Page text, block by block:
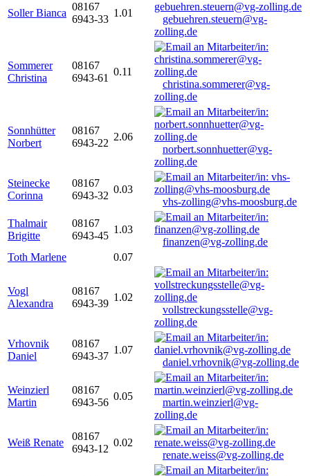
Soller Bianca
08167
6943-33
1.01
gebuehren.steuern@vg-
zolling.de
Sommerer
Christina
08167
6943-61
0.11
christina.sommerer@vg-
zolling.de
Sonnhütter
Norbert
08167
6943-22
2.06
norbert.sonnhuetter@vg-
zolling.de
Steinecke
Corinna
08167
6943-32
0.03
vhs-zolling@vhs-moosburg.de
Thalmair
Brigitte
08167
6943-45
1.03
finanzen@vg-zolling.de
Toth Marlene
0.07
Vogl
Alexandra
08167
6943-39
1.02
vollstreckungsstelle@vg-
zolling.de
Vrhovnik
Daniel
08167
6943-37
1.07
daniel.vrhovnik@vg-zolling.de
Weinzierl
Martin
08167
6943-56
0.05
martin.weinzierl@vg-
zolling.de
Weiß Renate
08167
6943-12
0.02
renate.weiss@vg-zolling.de